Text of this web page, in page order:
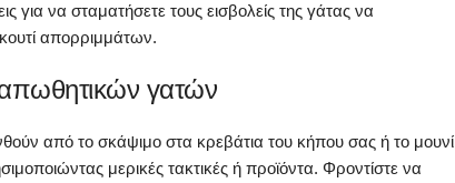
για να σταματήσετε τους εισβολείς της γάτας να
απορριμμάτων.
γατών
από το σκάψιμο στα κρεβάτια του κήπου σας ή το μουνί
μερικές τακτικές ή προϊόντα. Φροντίστε να